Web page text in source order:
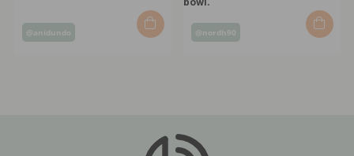
Post
@anidundo
Post
@nordh90